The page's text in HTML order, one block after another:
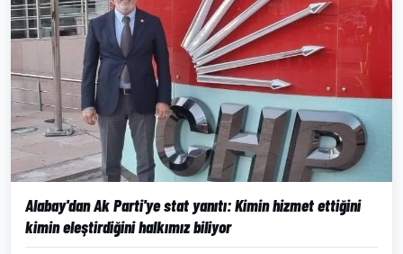
Alabay'dan Ak Parti'ye stat yanıtı: Kimin hizmet ettiğini
kimin eleştirdiğini halkımız biliyor